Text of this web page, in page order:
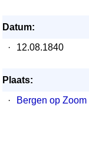
Datum:
·
12.08.1840
Plaats:
·
Bergen op Zoom